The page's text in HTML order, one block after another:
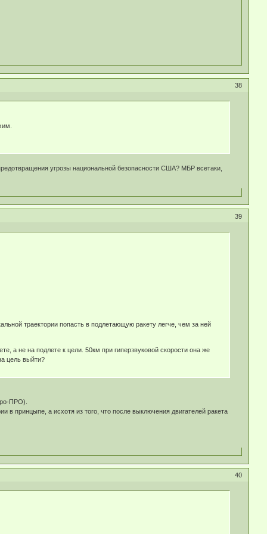
38
угрозы национальной безопасности США? МБР всетаки,
39
траектории попасть в подлетающую ракету легче, чем за ней
а не на подлете к цели. 50км при гиперзвуковой скорости она же
цель выйти?
ПРО).
принцыпе, а исхотя из того, что после выключения двигателей ракета
40